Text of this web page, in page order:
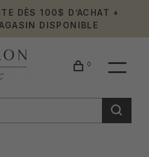
DÈS 100$ D’ACHAT +
DISPONIBLE
0